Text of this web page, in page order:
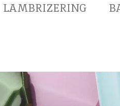
LAMBRIZERING